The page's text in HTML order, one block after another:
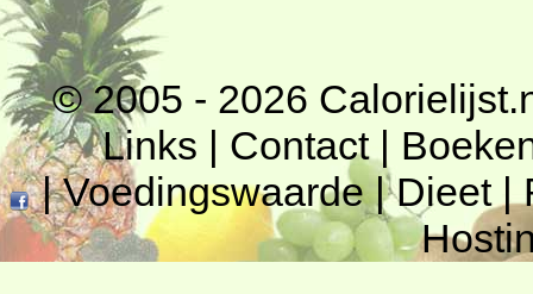
© 2005 - 2026
Links | Contact|
|Voedingswaarde|Dieet|